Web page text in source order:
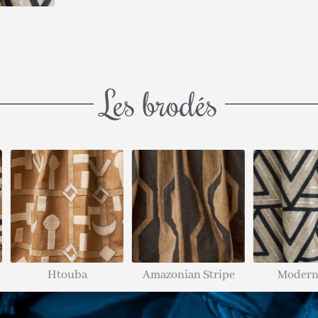
Les brodés
Htouba Amazonian Stripe Modernisme